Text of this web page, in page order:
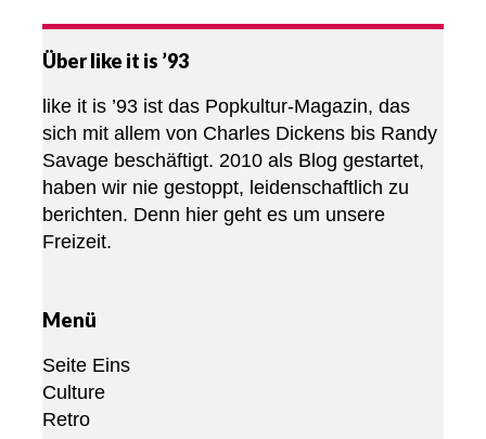
Über like it is ’93
like it is ’93 ist das Popkultur-Magazin, das
sich mit allem von Charles Dickens bis Randy
Savage beschäftigt. 2010 als Blog gestartet,
haben wir nie gestoppt, leidenschaftlich zu
berichten. Denn hier geht es um unsere
Freizeit.
Menü
Seite Eins
Culture
Retro